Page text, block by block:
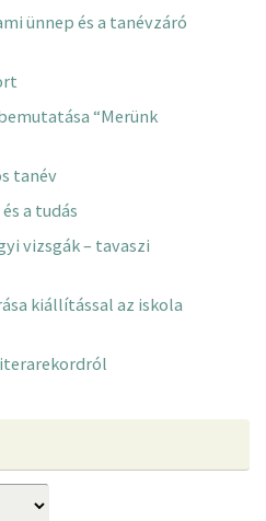
ünnep és a tanévzáró
“Merünk
tanév
a tudás
vizsgák – tavaszi
kiállítással az iskola